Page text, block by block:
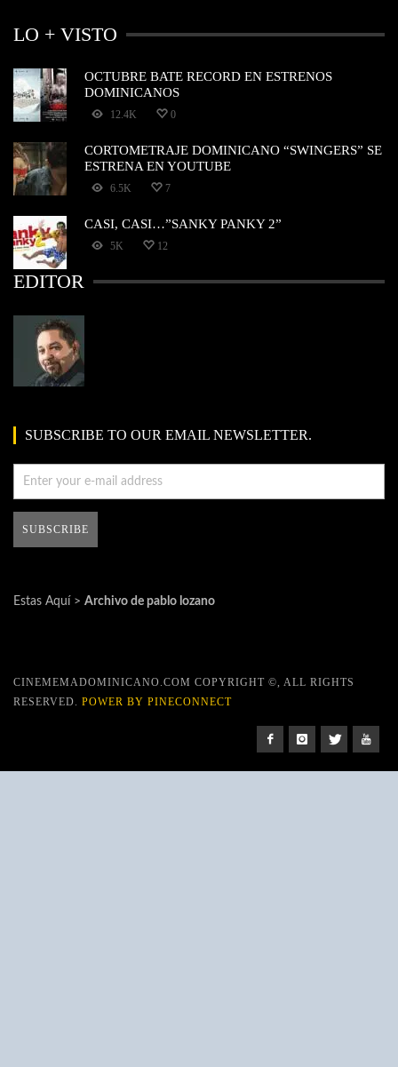
LO + VISTO
OCTUBRE BATE RECORD EN ESTRENOS
DOMINICANOS
12.4K 0
CORTOMETRAJE DOMINICANO “SWINGERS” SE
ESTRENA EN YOUTUBE
6.5K 7
CASI, CASI…”SANKY PANKY 2”
5K 12
EDITOR
SUBSCRIBE TO OUR EMAIL NEWSLETTER.
Estas Aquí > Archivo de pablo lozano
CINEMEMADOMINICANO.COM COPYRIGHT ©, ALL RIGHTS
RESERVED. POWER BY PINECONNECT